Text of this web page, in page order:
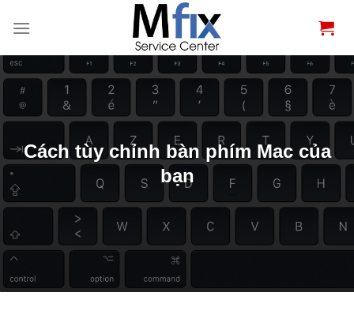
qua
dung
Cách tùy chỉnh bàn phím Mac của
bạn